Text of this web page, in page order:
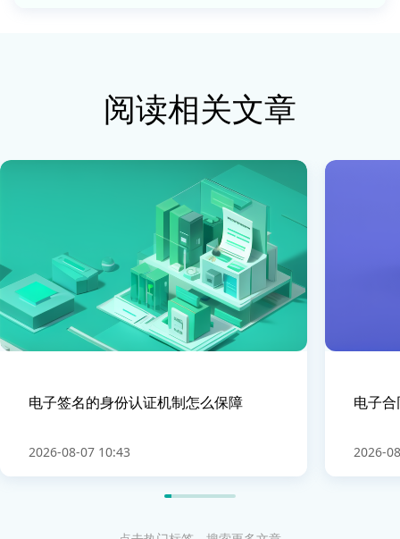
阅读相关文章
电子签名的身份认证机制怎么保障
2026-08-07 10:43
电子
2026-